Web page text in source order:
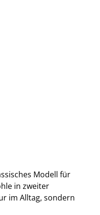
ein oder
Modell für
in zweiter
im Alltag, sondern